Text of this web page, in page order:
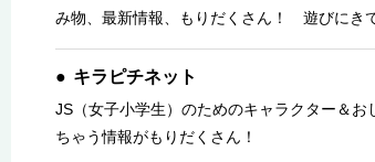
み物、最新情報、もりだくさん！ 遊びにき
キラピチネット
JS（女子小学生）のためのキャラクター＆
ちゃう情報がもりだくさん！